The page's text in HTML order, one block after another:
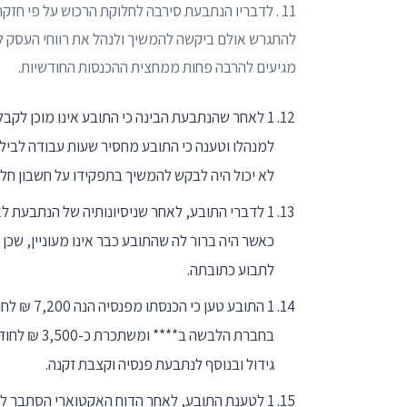
להתגרש אולם ביקשה להמשיך ולנהל את רווחי העסק
מגיעים להרבה פחות ממחצית ההכנסות החודשיות.
1 לאחר שהנתבעת הבינה כי התובע אינו מוכן
למנהלו וטענה כי התובע מחסיר שעות עבודה
לא יכול היה לבקש להמשיך בתפקידו על חשבון
1 לדברי התובע, לאחר שניסיונותיה של
כאשר היה ברור לה שהתובע כבר אינו מעוניין,
לתבוע כתובתה.
בחברת
גידול ובנוסף לנתבעת פנסיה וקצבת זקנה.
1 לטענת התובע, לאחר הדוח האקטוארי הסתבר לו כי הנתבעת העלימה מידע על קופת גמל בסך של 75,000 ₪.